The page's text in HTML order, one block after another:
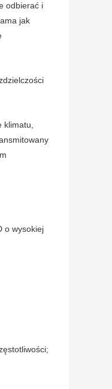
odbierać i
jak
klimatu,
o wysokiej